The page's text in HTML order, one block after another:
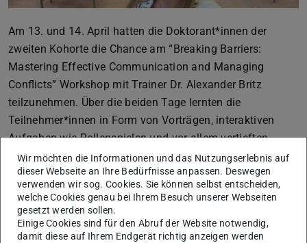
Am 13. und 14. April hatten die Doktorant*innen der
zweiten Kohorte die Chance am “Breaking Barriers:
Mastering Effective Communication and Managing
Conflicts” Workshop mit Trainer Dr. Alexander Britz
teilzunehmen. Über die beiden Tage lernten die
Teilnehmer*innen in Form von Vorträgen, interaktiven
Aufgaben wie Rollenspielen und vor allem vertieften
Diskussionen viel über Kommunikation,
Führungsqualitäten und Konfliktmanagement.
Die Inhalte waren dabei gezielt auf das wissenschaftliche
Umfeld zugeschnitten, und die Teilnehmenden konnten
eigene Themen und Fragestellungen einbringen. So stand
Wir möchten die Informationen und das Nutzungserlebnis auf
dieser Webseite an Ihre Bedürfnisse anpassen. Deswegen
verwenden wir sog. Cookies. Sie können selbst entscheiden,
welche Cookies genau bei Ihrem Besuch unserer Webseiten
gesetzt werden sollen.
Einige Cookies sind für den Abruf der Website notwendig,
damit diese auf Ihrem Endgerät richtig anzeigen werden